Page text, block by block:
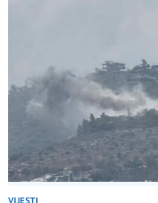
VIJESTI